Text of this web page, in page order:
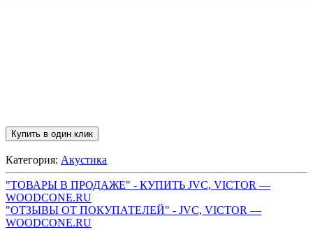
Купить в один клик
Категория: Акустика
"ТОВАРЫ В ПРОДАЖЕ" - КУПИТЬ JVC, VICTOR —
WOODCONE.RU
"ОТЗЫВЫ ОТ ПОКУПАТЕЛЕЙ" - JVC, VICTOR —
WOODCONE.RU